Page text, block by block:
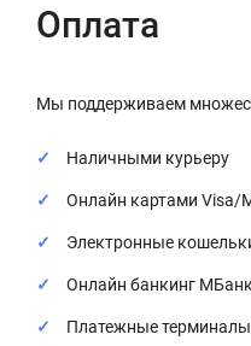
Оплата
Мы поддерживаем
Наличными курьеру
Онлайн картами Visa/
Электронные
Онлайн банкинг
Платежные